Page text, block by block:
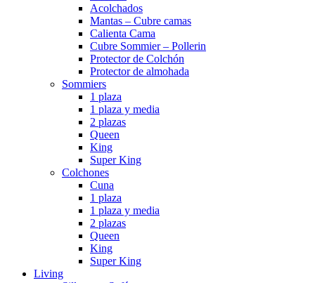
Acolchados
Mantas – Cubre camas
Calienta Cama
Cubre Sommier – Pollerin
Protector de Colchón
Protector de almohada
Sommiers
1 plaza
1 plaza y media
2 plazas
Queen
King
Super King
Colchones
Cuna
1 plaza
1 plaza y media
2 plazas
Queen
King
Super King
Living